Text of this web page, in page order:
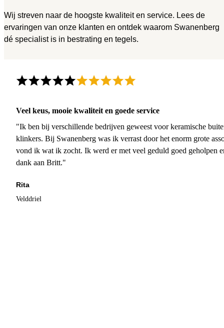
Wij streven naar de hoogste kwaliteit en service. Lees de
ervaringen van onze klanten en ontdek waarom Swanenberg
dé specialist is in bestrating en tegels.
Veel keus, mooie kwaliteit en goede service
"Ik ben bij verschillende bedrijven geweest voor keramische
klinkers. Bij Swanenberg was ik verrast door het enorm grote
vond ik wat ik zocht. Ik werd er met veel geduld goed geholpen
dank aan Britt."
Rita
Velddriel